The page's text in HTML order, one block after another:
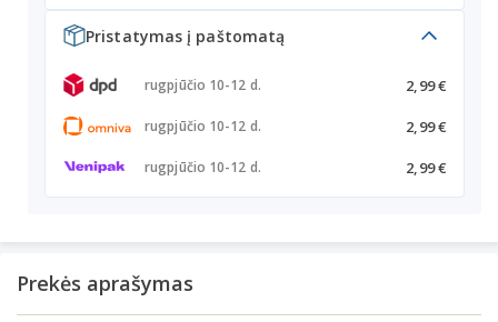
Pristatymas į paštomatą
rugpjūčio 10-12 d. 2,99 €
rugpjūčio 10-12 d. 2,99 €
rugpjūčio 10-12 d. 2,99 €
Prekės aprašymas